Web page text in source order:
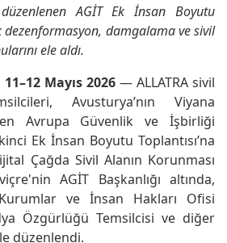
düzenlenen AGİT Ek İnsan Boyutu
dezenformasyon, damgalama ve sivil
ele aldı.
Mayıs 2026 — ALLATRA sivil
Avusturya’nın Viyana
Avrupa Güvenlik ve İşbirliği
Ek İnsan Boyutu Toplantısı’na
Çağda Sivil Alanın Korunması
AGİT Başkanlığı altında,
ve İnsan Hakları Ofisi
Özgürlüğü Temsilcisi ve diğer
düzenlendi.